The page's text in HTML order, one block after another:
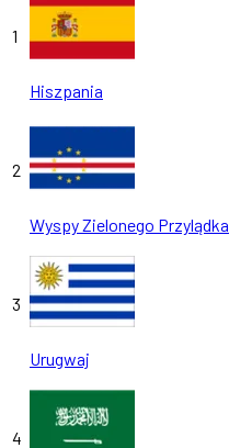
1
Hiszpania
2
Wyspy Zielonego Przylądka
3
Urugwaj
4